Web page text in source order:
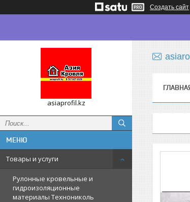
Создать сайт
asiaprofil.kz
Товары и услуги
Рулонные кровельные и
гидроизоляционные
материалы Технониколь